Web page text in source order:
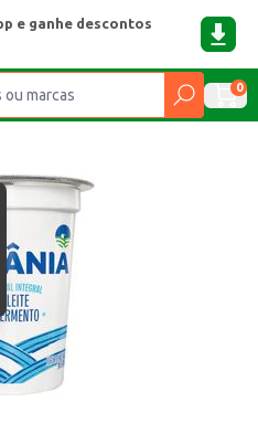
e ganhe descontos
0